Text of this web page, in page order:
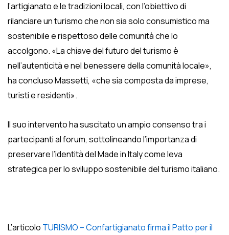
l’artigianato e le tradizioni locali, con l’obiettivo di
rilanciare un turismo che non sia solo consumistico ma
sostenibile e rispettoso delle comunità che lo
accolgono. «La chiave del futuro del turismo è
nell’autenticità e nel benessere della comunità locale»,
ha concluso Massetti, «che sia composta da imprese,
turisti e residenti».
Il suo intervento ha suscitato un ampio consenso tra i
partecipanti al forum, sottolineando l’importanza di
preservare l’identità del Made in Italy come leva
strategica per lo sviluppo sostenibile del turismo italiano.
L’articolo TURISMO – Confartigianato firma il Patto per il